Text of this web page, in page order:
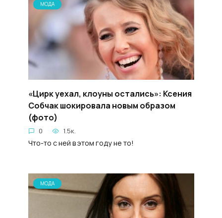
МОДА
«Цирк уехал, клоуны остались»: Ксения
Собчак шокировала новым образом
(фото)
0 1.5к.
Что-то с ней в этом году не то!
МОДА